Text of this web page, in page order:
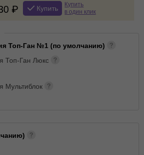
Купить
Купить
в один клик
Топ-Ган №1 (по умолчанию)
Топ-Ган Люкс
Мультиблок